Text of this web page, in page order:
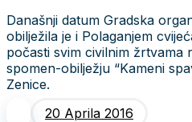
Današnji datum Gradska
obilježila je i Polaganjem
počasti svim civilnim žrtvama
spomen-obilježju “Kameni
Zenice.
20 Aprila 2016